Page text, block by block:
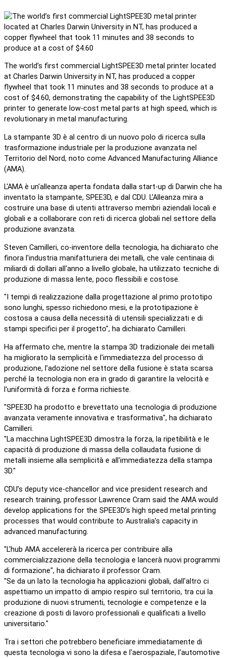
The world’s first commercial LightSPEE3D metal printer located
at Charles Darwin University in NT, has produced a copper
flywheel that took 11 minutes and 38 seconds to produce at a
cost of $4.60, demonstrating the capability of the LightSPEE3D
printer to generate low-cost metal parts at high speed, which is
revolutionary in metal manufacturing.
La stampante 3D è al centro di un nuovo polo di ricerca sulla
trasformazione industriale per la produzione avanzata nel
Territorio del Nord, noto come Advanced Manufacturing Alliance
(AMA).
L'AMA è un'alleanza aperta fondata dalla start-up di Darwin che ha
inventato la stampante, SPEE3D, e dal CDU. L'Alleanza mira a
costruire una base di utenti attraverso membri aziendali locali e
globali e a collaborare con reti di ricerca globali nel settore della
produzione avanzata.
Steven Camilleri, co-inventore della tecnologia, ha dichiarato che
finora l'industria manifatturiera dei metalli, che vale centinaia di
miliardi di dollari all'anno a livello globale, ha utilizzato tecniche di
produzione di massa lente, poco flessibili e costose.
"I tempi di realizzazione dalla progettazione al primo prototipo
sono lunghi, spesso richiedono mesi, e la prototipazione è
costosa a causa della necessità di utensili specializzati e di
stampi specifici per il progetto", ha dichiarato Camilleri.
Ha affermato che, mentre la stampa 3D tradizionale dei metalli
ha migliorato la semplicità e l'immediatezza del processo di
produzione, l'adozione nel settore della fusione è stata scarsa
perché la tecnologia non era in grado di garantire la velocità e
l'uniformità di forza e forma richieste.
"SPEE3D ha prodotto e brevettato una tecnologia di produzione
avanzata veramente innovativa e trasformativa", ha dichiarato
Camilleri.
"La macchina LightSPEE3D dimostra la forza, la ripetibilità e le
capacità di produzione di massa della collaudata fusione di
metalli insieme alla semplicità e all'immediatezza della stampa
3D."
CDU’s deputy vice-chancellor and vice president research and
research training, professor Lawrence Cram said the AMA would
develop applications for the SPEE3D’s high speed metal printing
processes that would contribute to Australia’s capacity in
advanced manufacturing.
"L'hub AMA accelererà la ricerca per contribuire alla
commercializzazione della tecnologia e lancerà nuovi programmi
di formazione", ha dichiarato il professor Cram.
"Se da un lato la tecnologia ha applicazioni globali, dall'altro ci
aspettiamo un impatto di ampio respiro sul territorio, tra cui la
produzione di nuovi strumenti, tecnologie e competenze e la
creazione di posti di lavoro professionali e qualificati a livello
universitario."
Tra i settori che potrebbero beneficiare immediatamente di
questa tecnologia vi sono la difesa e l'aerospaziale, l'automotive